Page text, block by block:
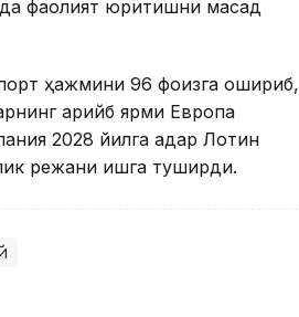
фаолият юритишни мақсад
ҳажмини 96 фоизга ошириб,
қарийб ярми Европа
2028 йилга қадар Лотин
режани ишга туширди.